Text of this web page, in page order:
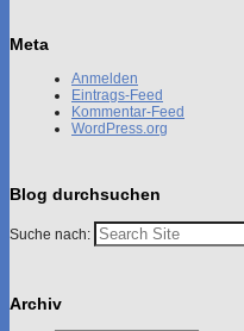
Meta
Anmelden
Eintrags-Feed
Kommentar-Feed
WordPress.org
Blog durchsuchen
Suche nach:
Archiv